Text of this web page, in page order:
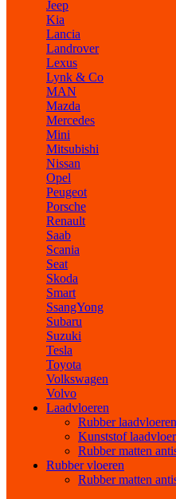
Jeep
Kia
Lancia
Landrover
Lexus
Lynk & Co
MAN
Mazda
Mercedes
Mini
Mitsubishi
Nissan
Opel
Peugeot
Porsche
Renault
Saab
Scania
Seat
Skoda
Smart
SsangYong
Subaru
Suzuki
Tesla
Toyota
Volkswagen
Volvo
Laadvloeren
Rubber
Kunststof
Rubber matten
Rubber vloeren
Rubber matten